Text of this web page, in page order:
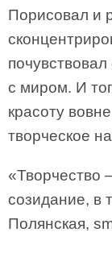
Порисовал и
с миром. И
красоту
творческое
«Творчество
созидание, в
Полянская,